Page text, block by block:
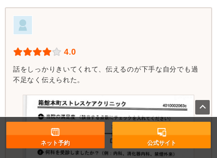
4.0
話をしっかりきいてくれて、伝えるのが下手な自分でも過
不足なく伝えられた。
ネット予約 公式サイト